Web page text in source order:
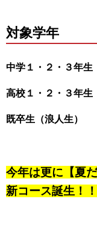
対象学年
中学１・２・３年生
高校１・２・３年生
既卒生（浪人生）
今年は更に【夏
新コース誕生！！